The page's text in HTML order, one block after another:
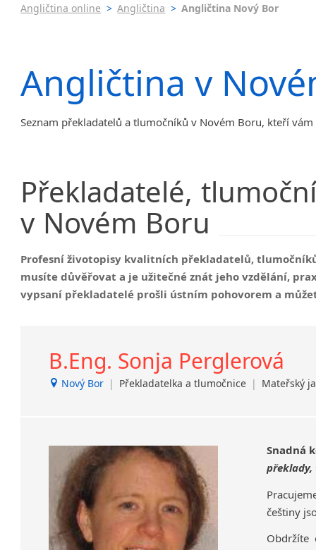
Praha 10
Ostrava
Plzeň
Liberec
Olomouc
Zlín
Karlovy Vary
Jihlava
malá města podle abecedy
Benátky nad Jizerou
Blatnice
Chomutov
Chrudim
Havlíčkův Brod
Hodonín
Jílové u Prahy
Kladno
Klatovy
Kolín
Angličtina online > Angličtina > Angličtina Nový Bor
Angličtina v
Seznam překladatelů a tlumočníků v Novém Boru, kteří
Překladatelé,
v Novém Boru
Profesní životopisy kvalitních překladatelů,
musíte důvěřovat a je užitečné znát jeho vzdělání,
vypsaní překladatelé prošli ústním pohovorem a
B.Eng. Sonja Perglerová
Nový Bor | Překladatelka a tlumočnice | Mateřský
Snadná
překlady,
češtiny
Obdržíte